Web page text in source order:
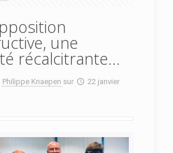
une
récalcitrante…
Philippe Knaepen sur
22 janvier